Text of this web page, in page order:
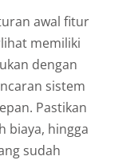
awal fitur
memiliki
dengan
sistem
Pastikan
biaya, hingga
sudah